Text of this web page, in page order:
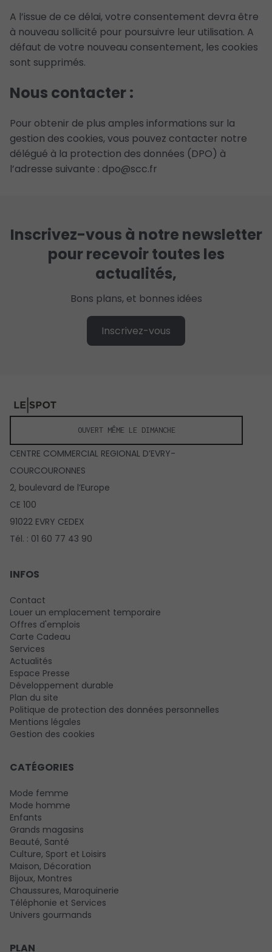
A l’issue de ce délai, votre consentement devra être
à nouveau sollicité pour poursuivre leur utilisation. A
défaut de votre nouveau consentement, les cookies
sont supprimés.
Nous contacter :
Pour obtenir de plus amples informations sur la
gestion des cookies, vous pouvez contacter notre
délégué à la protection des données (DPO) à
l’adresse suivante : dpo@scc.fr
Inscrivez-vous à notre newsletter
pour recevoir toutes les
actualités,
Bons plans, et bonnes idées
Inscrivez-vous
OUVERT MÊME LE DIMANCHE
CENTRE COMMERCIAL REGIONAL D’EVRY-
COURCOURONNES
2, boulevard de l’Europe
CE 100
91022 EVRY CEDEX
Tél. : 01 60 77 43 90
INFOS
Contact
Louer un emplacement temporaire
Offres d'emplois
Carte Cadeau
Services
Actualités
Espace Presse
Développement durable
Plan du site
Politique de protection des données personnelles
Mentions légales
Gestion des cookies
CATÉGORIES
Mode femme
Mode homme
Enfants
Grands magasins
Beauté, Santé
Culture, Sport et Loisirs
Maison, Décoration
Bijoux, Montres
Chaussures, Maroquinerie
Téléphonie et Services
Univers gourmands
PLAN